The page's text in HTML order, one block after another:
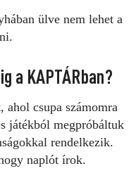
ülve nem lehet a
a KAPTÁRban?
csupa számomra
játékból megpróbáltuk
rendelkezik.
naplót írok.